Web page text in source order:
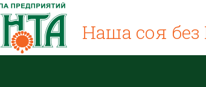
Наша соя